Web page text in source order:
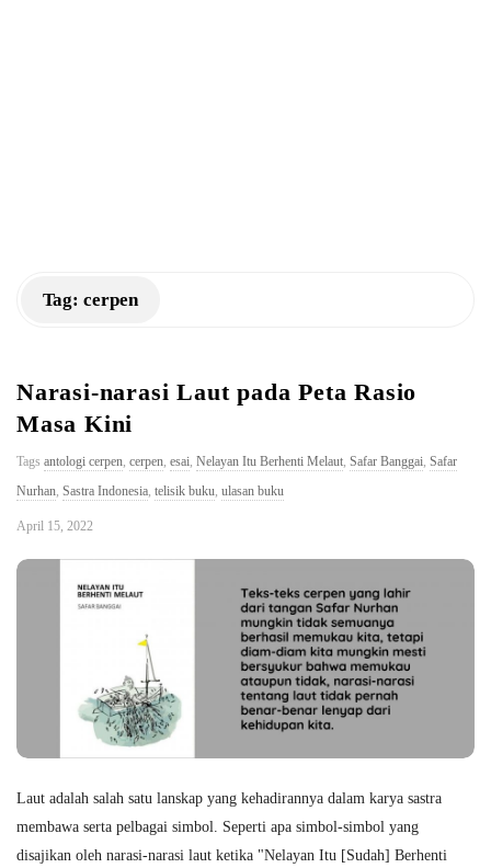
Tag: cerpen
Narasi-narasi Laut pada Peta Rasio
Masa Kini
Tags antologi cerpen, cerpen, esai, Nelayan Itu Berhenti Melaut, Safar Banggai, Safar
Nurhan, Sastra Indonesia, telisik buku, ulasan buku
April 15, 2022
Laut adalah salah satu lanskap yang kehadirannya dalam karya sastra
membawa serta pelbagai simbol. Seperti apa simbol-simbol yang
disajikan oleh narasi-narasi laut ketika "Nelayan Itu [Sudah] Berhenti